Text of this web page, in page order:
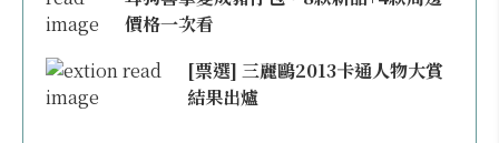
價格一次看
[票選] 三麗鷗2013卡通人物大賞
結果出爐